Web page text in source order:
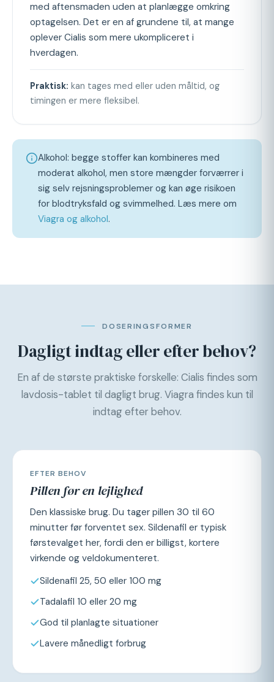
med aftensmaden uden at planlægge omkring
optagelsen. Det er en af grundene til, at mange
oplever Cialis som mere ukompliceret i
hverdagen.
Praktisk: kan tages med eller uden måltid, og
timingen er mere fleksibel.
Alkohol: begge stoffer kan kombineres med
moderat alkohol, men store mængder forværrer i
sig selv rejsningsproblemer og kan øge risikoen
for blodtryksfald og svimmelhed. Læs mere om
Viagra og alkohol.
DOSERINGSFORMER
Dagligt indtag eller efter behov?
En af de største praktiske forskelle: Cialis findes som
lavdosis-tablet til dagligt brug. Viagra findes kun til
indtag efter behov.
EFTER BEHOV
Pillen før en lejlighed
Den klassiske brug. Du tager pillen 30 til 60
minutter før forventet sex. Sildenafil er typisk
førstevalget her, fordi den er billigst, kortere
virkende og veldokumenteret.
Sildenafil 25, 50 eller 100 mg
Tadalafil 10 eller 20 mg
God til planlagte situationer
Lavere månedligt forbrug